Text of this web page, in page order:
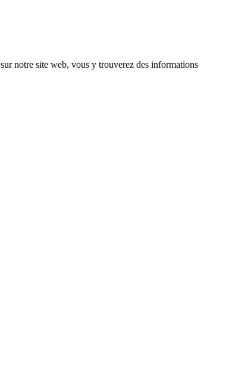
sur notre site web, vous y trouverez des informations